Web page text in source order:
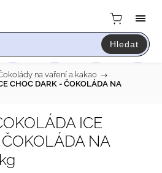
Hledat
na vaření a kakao /
CHOC DARK - ČOKOLÁDA NA
ICE
NA